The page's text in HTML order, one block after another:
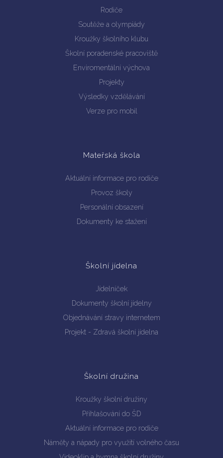
Rodiče
Soutěže a olympiády
Kroužky školního klubu
Školní poradenské pracoviště
Enviromentální výchova
Projekty
Výsledky vzdělávání
Verze pro mobil
Mateřská škola
Aktuální informace pro rodiče
Provoz školy
Personální obsazení
Dokumenty ke stažení
Školní jídelna
Jídelníček
Dokumenty školní jídelny
Objednávání stravy internetem
Projekt - Zdravá školní jídelna
Školní družina
Kroužky školní družiny
Přihlašování do ŠD
Aktuální informace pro rodiče
Náměty a nápady pro využití volného času